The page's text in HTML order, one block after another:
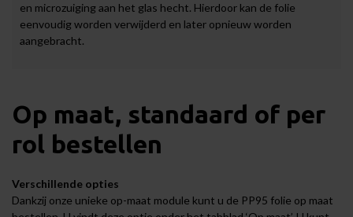
en microzuiging aan het glas hecht. Hierdoor kan de folie
eenvoudig worden verwijderd en later opnieuw worden
aangebracht.
Op maat, standaard of per
rol bestellen
Verschillende opties
Dankzij onze unieke op-maat module kunt u de PP95 folie op maat